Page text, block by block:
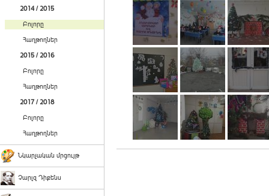
2014 / 2015
Բոլորը
Հաղթողներ
2015 / 2016
Բոլորը
Հաղթողներ
2017 / 2018
Բոլորը
Հաղթողներ
Նկարչական մրցույթ
Չարլզ Դիքենս